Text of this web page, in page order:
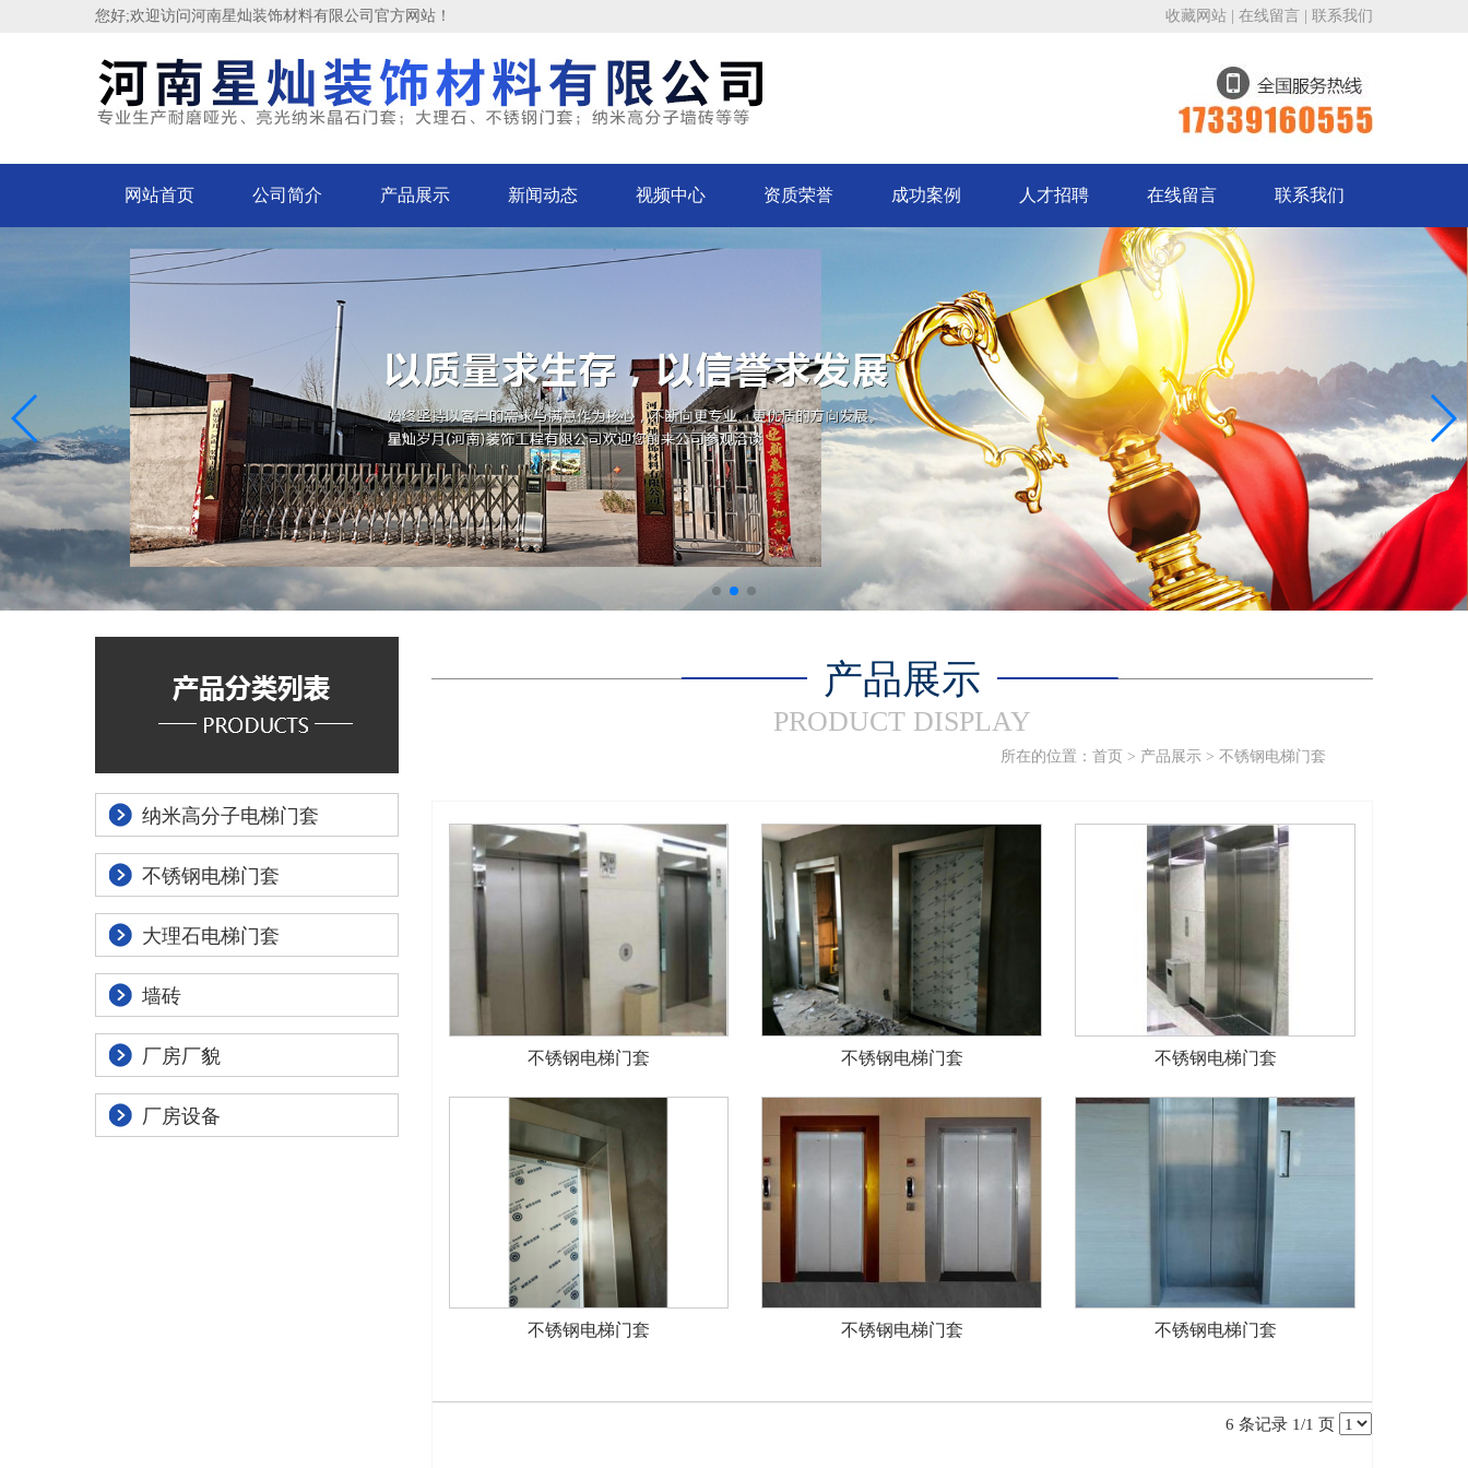
您好;欢迎访问河南星灿装饰材料有限公司官方网站！ 收藏网站 在线留言 联系我们
网站首页 公司简介 产品展示 新闻动态 视频中心 资质荣誉 成功案例 人才招聘 在线留言 联系我们
纳米高分子电梯门套
不锈钢电梯门套
大理石电梯门套
墙砖
厂房厂貌
厂房设备
产品展示
PRODUCT DISPLAY
所在的位置： 首页 > 产品展示> 不锈钢电梯门套
不锈钢电梯门套 不锈钢电梯门套 不锈钢电梯门套
不锈钢电梯门套 不锈钢电梯门套 不锈钢电梯门套
6 条记录 1/1 页